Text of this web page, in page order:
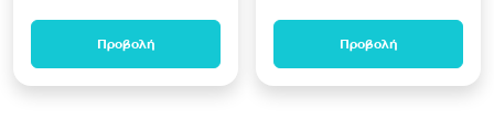
Προβολή Προβολή